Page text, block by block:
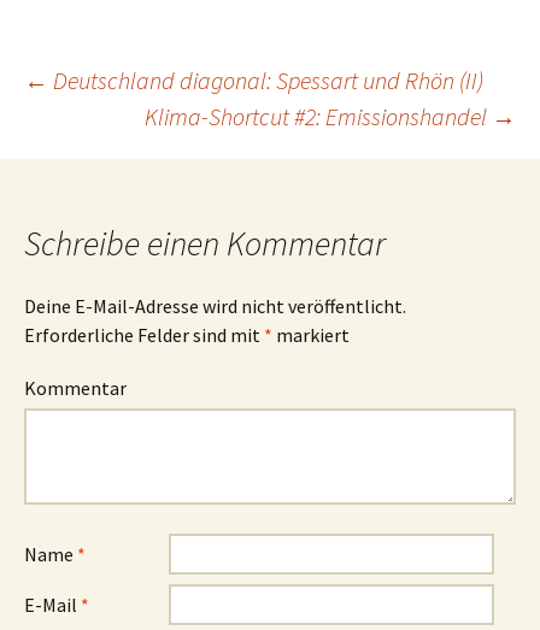
Beitrags-
Navigation
← Deutschland diagonal: Spessart und Rhön (II)
Klima-Shortcut #2: Emissionshandel →
Schreibe einen Kommentar
Deine E-Mail-Adresse wird nicht veröffentlicht.
Erforderliche Felder sind mit * markiert
Kommentar
Name *
E-Mail *